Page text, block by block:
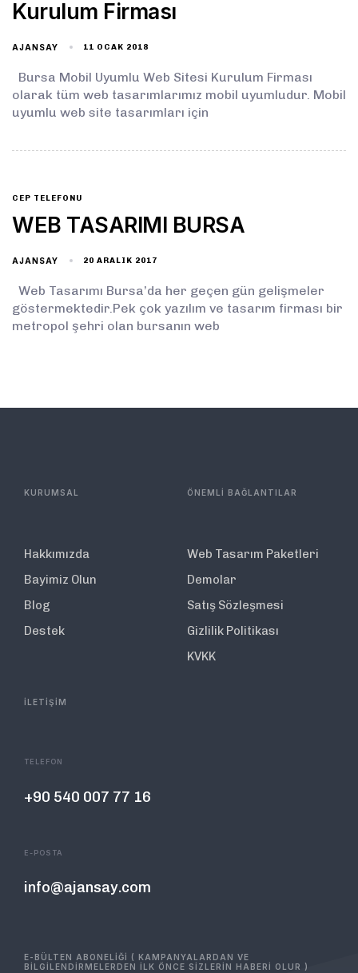
Kurulum Firması
AJANSAY 11 OCAK 2018
Bursa Mobil Uyumlu Web Sitesi Kurulum Firması
olarak tüm web tasarımlarımız mobil uyumludur. Mobil
uyumlu web site tasarımları için
CEP TELEFONU
WEB TASARIMI BURSA
AJANSAY 20 ARALIK 2017
Web Tasarımı Bursa’da her geçen gün gelişmeler
göstermektedir.Pek çok yazılım ve tasarım firması bir
metropol şehri olan bursanın web
KURUMSAL
Hakkımızda
Bayimiz Olun
Blog
Destek
ÖNEMLİ BAĞLANTILAR
Web Tasarım Paketleri
Demolar
Satış Sözleşmesi
Gizlilik Politikası
KVKK
İLETİŞİM
TELEFON
+90 540 007 77 16
E-POSTA
info@ajansay.com
E-BÜLTEN ABONELİĞİ ( KAMPANYALARDAN VE
BİLGİLENDİRMELERDEN İLK ÖNCE SİZLERİN HABERİ OLUR )